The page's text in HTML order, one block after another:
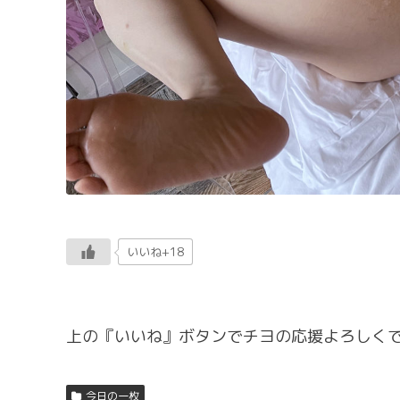
いいね+18
上の『いいね』ボタンでチヨの応援よろしく
今日の一枚